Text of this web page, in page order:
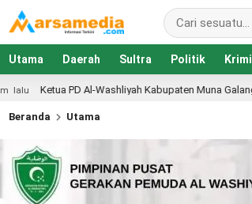
Utama Daerah Sultra Politik
Muna Galang Dana Lewat Pundi Amal,
Beranda Utama